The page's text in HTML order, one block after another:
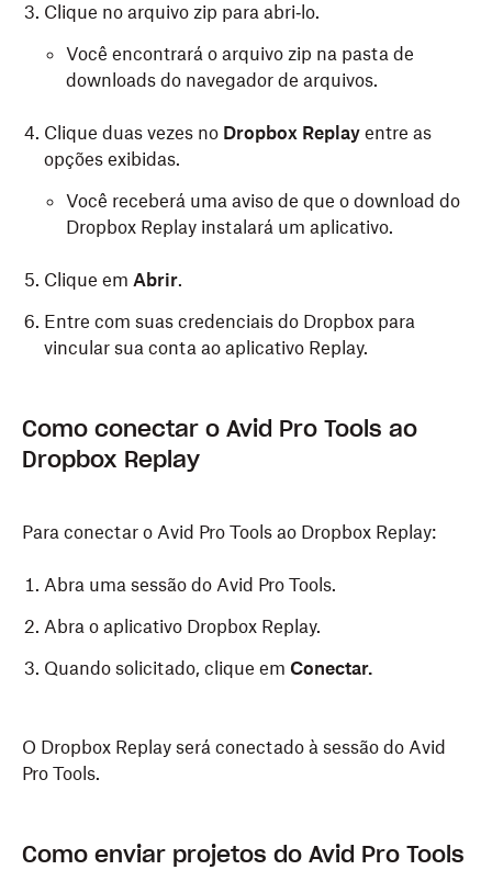
Clique no arquivo zip para abri‑lo.
Você encontrará o arquivo zip na pasta de
downloads do navegador de arquivos.
Clique duas vezes no Dropbox Replay entre as
opções exibidas.
Você receberá uma aviso de que o download do
Dropbox Replay instalará um aplicativo.
Clique em Abrir.
Entre com suas credenciais do Dropbox para
vincular sua conta ao aplicativo Replay.
Como conectar o Avid Pro Tools ao
Dropbox Replay
Para conectar o Avid Pro Tools ao Dropbox Replay:
Abra uma sessão do Avid Pro Tools.
Abra o aplicativo Dropbox Replay.
Quando solicitado, clique em Conectar.
O Dropbox Replay será conectado à sessão do Avid
Pro Tools.
Como enviar projetos do Avid Pro Tools